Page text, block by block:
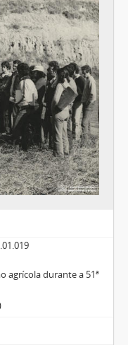
agrícola durante a 51ª